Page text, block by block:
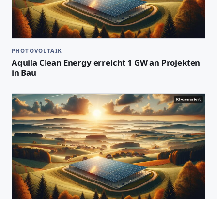
PHOTOVOLTAIK
Aquila Clean Energy erreicht 1 GW an Projekten
in Bau